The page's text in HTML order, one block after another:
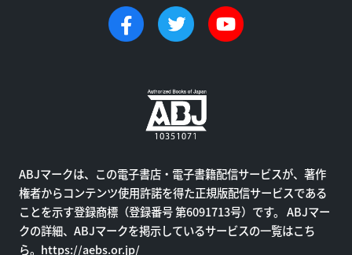
ABJマークは、この電子書店・電子書籍配信サービスが、著作
権者からコンテンツ使用許諾を得た正規版配信サービスである
ことを示す登録商標（登録番号 第6091713号）です。 ABJマー
クの詳細、ABJマークを掲示しているサービスの一覧はこち
ら。 https://aebs.or.jp/